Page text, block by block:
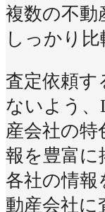
複数の不動
しっかり比
査定依頼す
ないよう、
産会社の
報を豊富に
各社の情報
動産会社に